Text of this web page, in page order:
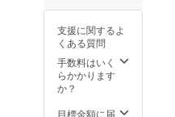
方とつなが
るために、
自身の作品
を紹介する
Webサイト
ますの
で、あ
なたの
好きな
色でオ
リジナ
ますの
で、あ
なたの
好きな
色でオ
リジナ
アをお
など複
作では
繋ぎ絵
の様に
模様が
繋がる
り面白
作もで
す。 も
ちろん
複数の
ご注文
もでき
で、あ
支援に関するよ
くある質問
手数料はいく
らかかります
か？
目標金額に届